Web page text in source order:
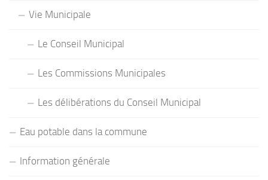
Vie Municipale
Le Conseil Municipal
Les Commissions Municipales
Les délibérations du Conseil Municipal
Eau potable dans la commune
Information générale